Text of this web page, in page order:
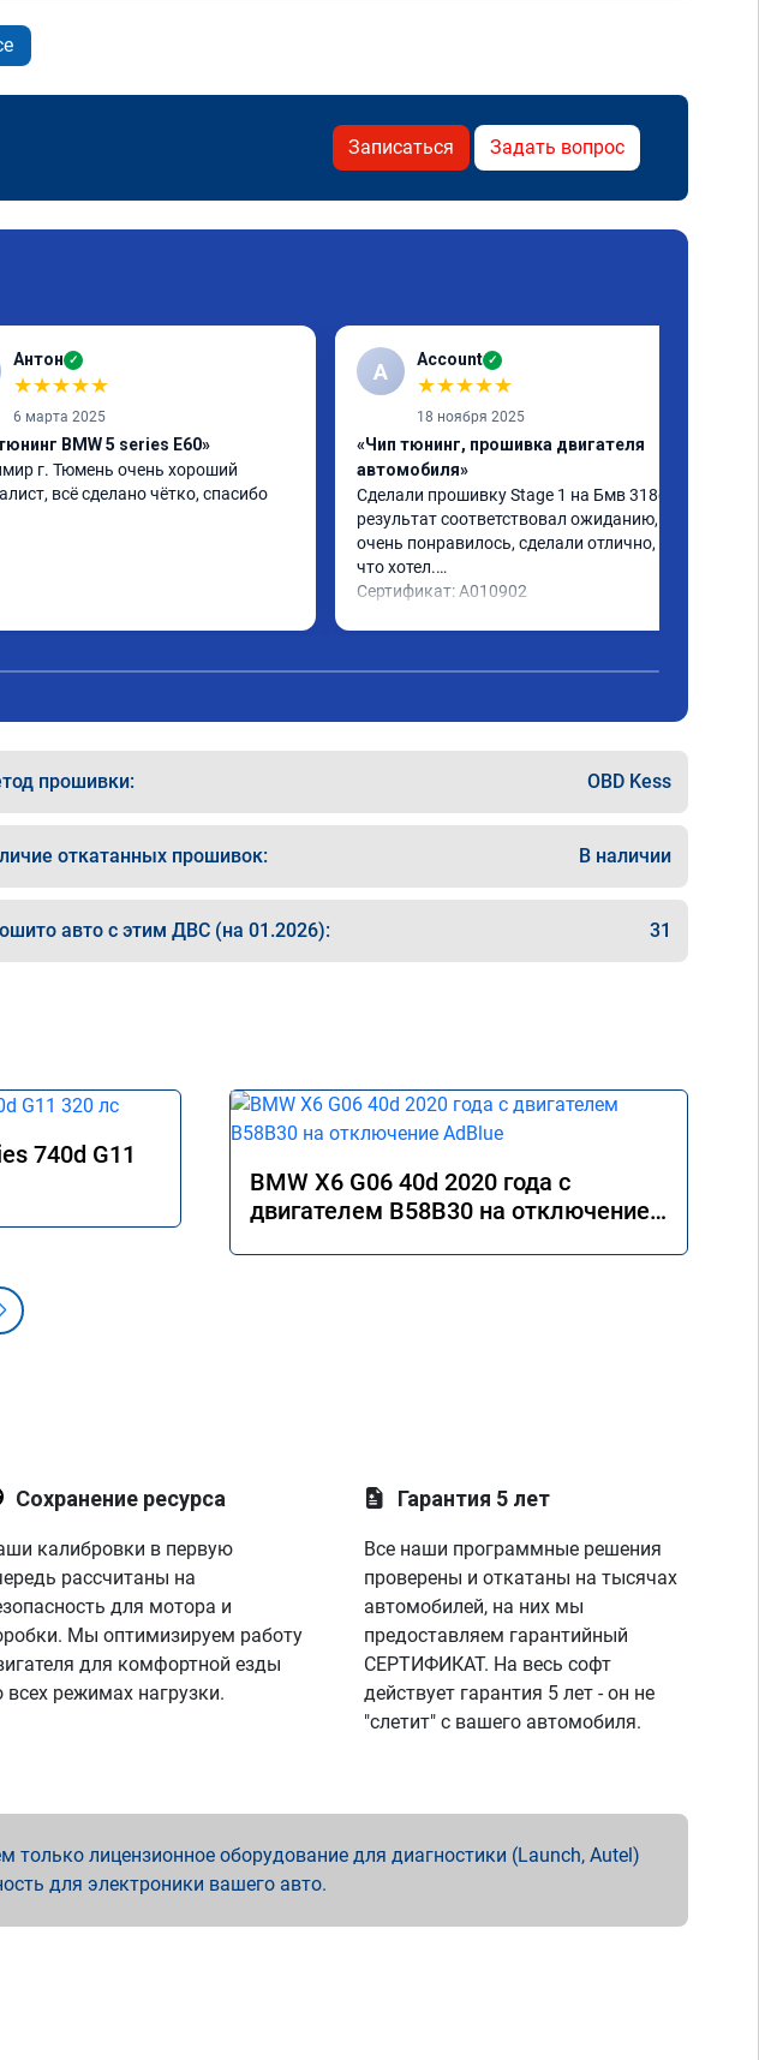
Записаться Задать вопрос
Антон ✓
★★★★★
6 марта 2025
BMW 5 series E60»
г. Тюмень очень хороший
всё сделано чётко, спасибо
A Account ✓
★★★★★
18 ноября 2025
«Чип тюнинг, прошивка двигателя
автомобиля»
Сделали прошивку Stage 1 на Бмв 318d,
результат соответствовал ожиданию, все
очень понравилось, сделали отлично, то
что хотел.
Сертификат: A010902
прошивки: OBD Kess
откатанных прошивок: В наличии
авто с этим ДВС (на 01.2026): 31
740d G11
BMW X6 G06 40d 2020 года с
двигателем B58B30 на отключение
Сохранение ресурса
калибровки в первую
рассчитаны на
для мотора и
Мы оптимизируем работу
для комфортной езды
всех режимах нагрузки.
Гарантия 5 лет
Все наши программные решения
проверены и откатаны на тысячах
автомобилей, на них мы
предоставляем гарантийный
СЕРТИФИКАТ. На весь софт
действует гарантия 5 лет - он не
"слетит" с вашего автомобиля.
лицензионное оборудование для диагностики (Launch, Autel)
для электроники вашего авто.